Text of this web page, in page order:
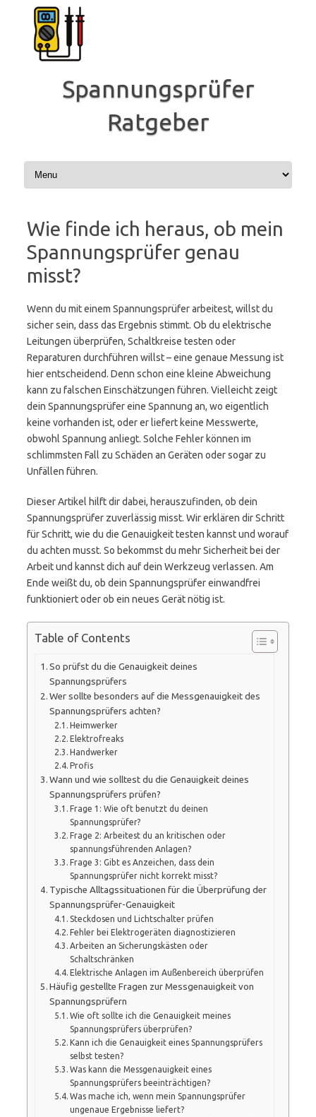
Inhalt
springen
Spannungsprüfer
Ratgeber
Wie finde ich heraus, ob mein
Spannungsprüfer genau
misst?
Wenn du mit einem Spannungsprüfer arbeitest, willst du
sicher sein, dass das Ergebnis stimmt. Ob du elektrische
Leitungen überprüfen, Schaltkreise testen oder
Reparaturen durchführen willst – eine genaue Messung ist
hier entscheidend. Denn schon eine kleine Abweichung
kann zu falschen Einschätzungen führen. Vielleicht zeigt
dein Spannungsprüfer eine Spannung an, wo eigentlich
keine vorhanden ist, oder er liefert keine Messwerte,
obwohl Spannung anliegt. Solche Fehler können im
schlimmsten Fall zu Schäden an Geräten oder sogar zu
Unfällen führen.
Dieser Artikel hilft dir dabei, herauszufinden, ob dein
Spannungsprüfer zuverlässig misst. Wir erklären dir Schritt
für Schritt, wie du die Genauigkeit testen kannst und worauf
du achten musst. So bekommst du mehr Sicherheit bei der
Arbeit und kannst dich auf dein Werkzeug verlassen. Am
Ende weißt du, ob dein Spannungsprüfer einwandfrei
funktioniert oder ob ein neues Gerät nötig ist.
Table of Contents
So prüfst du die Genauigkeit deines
Spannungsprüfers
Wer sollte besonders auf die Messgenauigkeit des
Spannungsprüfers achten?
Heimwerker
Elektrofreaks
Handwerker
Profis
Wann und wie solltest du die Genauigkeit deines
Spannungsprüfers prüfen?
Frage 1: Wie oft benutzt du deinen
Spannungsprüfer?
Frage 2: Arbeitest du an kritischen oder
spannungsführenden Anlagen?
Frage 3: Gibt es Anzeichen, dass dein
Spannungsprüfer nicht korrekt misst?
Typische Alltagssituationen für die Überprüfung der
Spannungsprüfer-Genauigkeit
Steckdosen und Lichtschalter prüfen
Fehler bei Elektrogeräten diagnostizieren
Arbeiten an Sicherungskästen oder
Schaltschränken
Elektrische Anlagen im Außenbereich überprüfen
Häufig gestellte Fragen zur Messgenauigkeit von
Spannungsprüfern
Wie oft sollte ich die Genauigkeit meines
Spannungsprüfers überprüfen?
Kann ich die Genauigkeit eines Spannungsprüfers
selbst testen?
Was kann die Messgenauigkeit eines
Spannungsprüfers beeinträchtigen?
Was mache ich, wenn mein Spannungsprüfer
ungenaue Ergebnisse liefert?